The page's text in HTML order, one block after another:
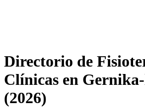
Directorio de
Clínicas en
(2026)